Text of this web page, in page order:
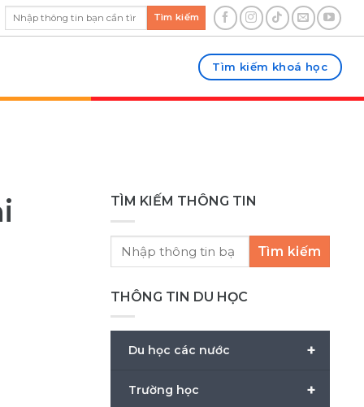
Tìm kiếm
Tìm kiếm khoá học
TÌM KIẾM THÔNG TIN
Tìm kiếm
THÔNG TIN DU HỌC
+
Du học các nước
+
Trường học